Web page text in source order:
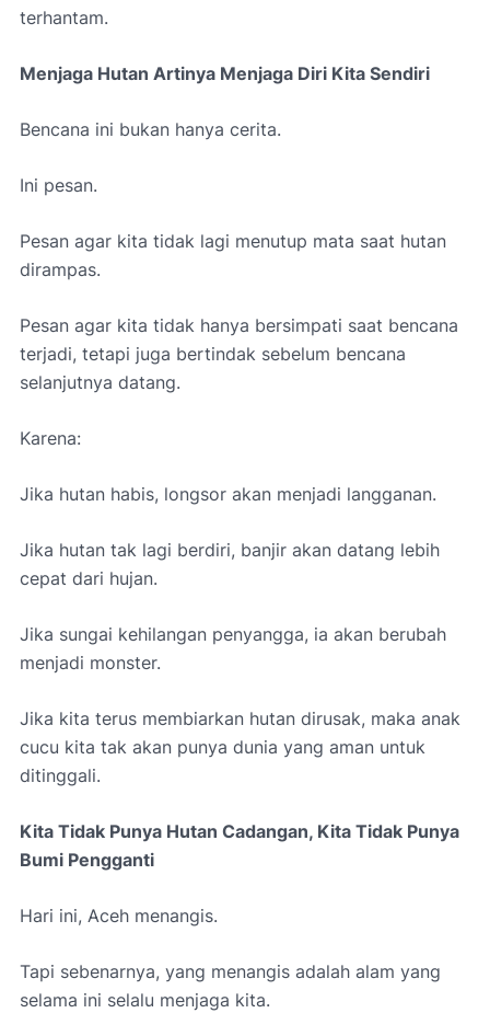
terhantam.
Menjaga Hutan Artinya Menjaga Diri Kita Sendiri
Bencana ini bukan hanya cerita.
Ini pesan.
Pesan agar kita tidak lagi menutup mata saat hutan
dirampas.
Pesan agar kita tidak hanya bersimpati saat bencana
terjadi, tetapi juga bertindak sebelum bencana
selanjutnya datang.
Karena:
Jika hutan habis, longsor akan menjadi langganan.
Jika hutan tak lagi berdiri, banjir akan datang lebih
cepat dari hujan.
Jika sungai kehilangan penyangga, ia akan berubah
menjadi monster.
Jika kita terus membiarkan hutan dirusak, maka anak
cucu kita tak akan punya dunia yang aman untuk
ditinggali.
Kita Tidak Punya Hutan Cadangan, Kita Tidak Punya
Bumi Pengganti
Hari ini, Aceh menangis.
Tapi sebenarnya, yang menangis adalah alam yang
selama ini selalu menjaga kita.